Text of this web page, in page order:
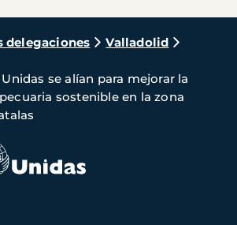
delegaciones
Valladolid
se alían para mejorar la
sostenible en la zona